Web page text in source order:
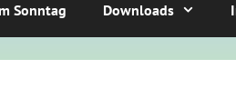
Sonntag Downloads